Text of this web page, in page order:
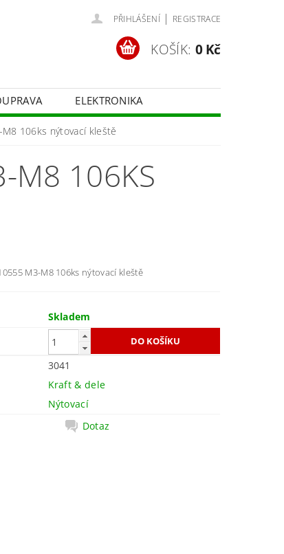
PŘIHLÁŠENÍ | REGISTRACE
KOŠÍK: 0 Kč
ELEKTRONIKA
106ks nýtovací kleště
M8 106KS
M3-M8 106ks nýtovací kleště
Skladem
3041
Kraft & dele
Nýtovací
Dotaz